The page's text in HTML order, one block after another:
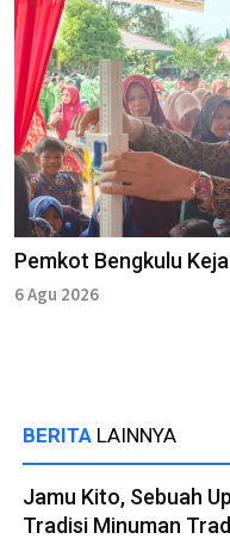
Pemkot Bengkulu
6 Agu 2026
BERITA LAINNYA
Jamu Kito, Sebuah
Tradisi Minuman